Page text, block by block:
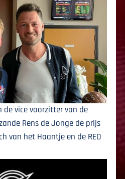
de vice voorzitter van de
Rens de Jonge de prijs
van het Haantje en de RED